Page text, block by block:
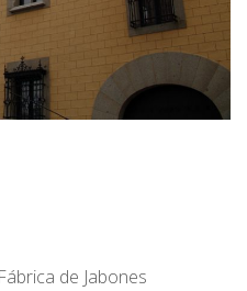
de Jabones